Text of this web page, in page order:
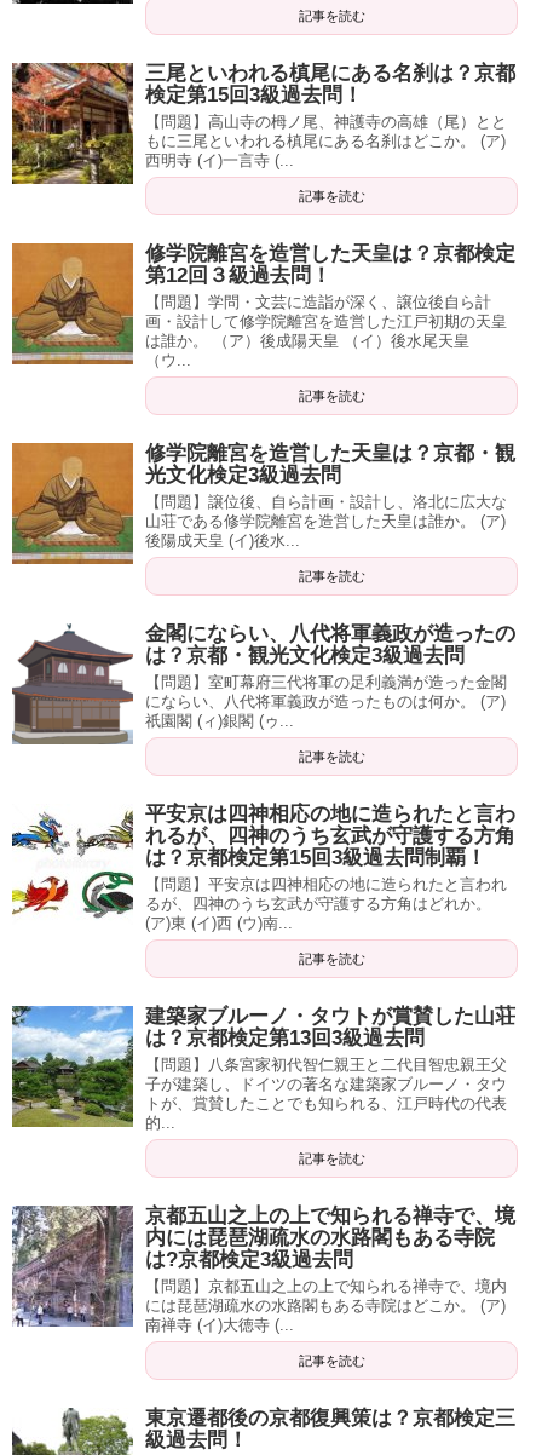
記事を読む
三尾といわれる槙尾にある名刹は？京都
検定第15回3級過去問！
【問題】高山寺の栂ノ尾、神護寺の高雄（尾）とと
もに三尾といわれる槙尾にある名刹はどこか。 (ア)
西明寺 (イ)一言寺 (...
記事を読む
修学院離宮を造営した天皇は？京都検定
第12回３級過去問！
【問題】学問・文芸に造詣が深く、譲位後自ら計
画・設計して修学院離宮を造営した江戸初期の天皇
は誰か。 （ア）後成陽天皇 （イ）後水尾天皇
（ウ...
記事を読む
修学院離宮を造営した天皇は？京都・観
光文化検定3級過去問
【問題】譲位後、自ら計画・設計し、洛北に広大な
山荘である修学院離宮を造営した天皇は誰か。 (ア)
後陽成天皇 (イ)後水...
記事を読む
金閣にならい、八代将軍義政が造ったの
は？京都・観光文化検定3級過去問
【問題】室町幕府三代将軍の足利義満が造った金閣
にならい、八代将軍義政が造ったものは何か。 (ア)
祇園閣 (ィ)銀閣 (ゥ...
記事を読む
平安京は四神相応の地に造られたと言わ
れるが、四神のうち玄武が守護する方角
は？京都検定第15回3級過去問制覇！
【問題】平安京は四神相応の地に造られたと言われ
るが、四神のうち玄武が守護する方角はどれか。
(ア)東 (イ)西 (ウ)南...
記事を読む
建築家ブルーノ・タウトが賞賛した山荘
は？京都検定第13回3級過去問
【問題】八条宮家初代智仁親王と二代目智忠親王父
子が建築し、ドイツの著名な建築家ブルーノ・タウ
トが、賞賛したことでも知られる、江戸時代の代表
的...
記事を読む
京都五山之上の上で知られる禅寺で、境
内には琵琶湖疏水の水路閣もある寺院
は?京都検定3級過去問
【問題】京都五山之上の上で知られる禅寺で、境内
には琵琶湖疏水の水路閣もある寺院はどこか。 (ア)
南禅寺 (イ)大徳寺 (...
記事を読む
東京遷都後の京都復興策は？京都検定三
級過去問！